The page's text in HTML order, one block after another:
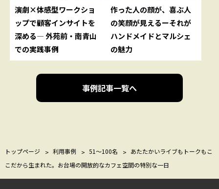
演劇×体感型ワークショ
ップで顧客インサイトを
深める— 外苑前・南青山
での実践事例
作った人の顔が、喜ぶ人
の笑顔が見えるーそれが
ハンドメイドとマルシェ
の魅力
事例記事一覧へ
トップページ 利用事例 51〜100名
あたたかいライブもトークもこ
こだから生まれた。お台場の開放的なカフェ空間の特別な一日